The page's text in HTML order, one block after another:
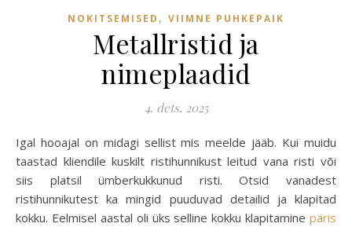
NOKITSEMISED , VIIMNE PUHKEPAIK
Metallristid ja
nimeplaadid
4. dets. 2025
Igal hooajal on midagi sellist mis meelde jääb. Kui muidu
taastad kliendile kuskilt ristihunnikust leitud vana risti või
siis platsil ümberkukkunud risti. Otsid vanadest
ristihunnikutest ka mingid puuduvad detailid ja klapitad
kokku. Eelmisel aastal oli üks selline kokku klapitamine päris